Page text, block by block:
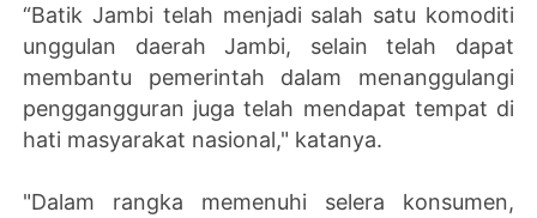
“Batik Jambi telah menjadi salah satu komoditi
unggulan daerah Jambi, selain telah dapat
membantu pemerintah dalam menanggulangi
penggangguran juga telah mendapat tempat di
hati masyarakat nasional," katanya.
"Dalam rangka memenuhi selera konsumen,